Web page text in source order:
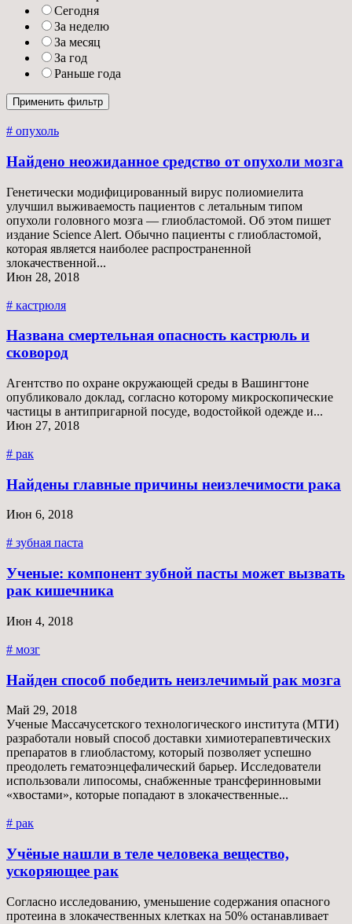
Сегодня
За неделю
За месяц
За год
Раньше года
# опухоль
Найдено неожиданное средство от опухоли мозга
Генетически модифицированный вирус полиомиелита
улучшил выживаемость пациентов с летальным типом
опухоли головного мозга — глиобластомой. Об этом пишет
издание Science Alert. Обычно пациенты с глиобластомой,
которая является наиболее распространенной
злокачественной...
Июн 28, 2018
# кастрюля
Названа смертельная опасность кастрюль и
сковород
Агентство по охране окружающей среды в Вашингтоне
опубликовало доклад, согласно которому микроскопические
частицы в антипригарной посуде, водостойкой одежде и...
Июн 27, 2018
# рак
Найдены главные причины неизлечимости рака
Июн 6, 2018
# зубная паста
Ученые: компонент зубной пасты может вызвать
рак кишечника‍
Июн 4, 2018
# мозг
Найден способ победить неизлечимый рак мозга
Май 29, 2018
Ученые Массачусетского технологического института (МТИ)
разработали новый способ доставки химиотерапевтических
препаратов в глиобластому, который позволяет успешно
преодолеть гематоэнцефалический барьер. Исследователи
использовали липосомы, снабженные трансферинновыми
«хвостами», которые попадают в злокачественные...
# рак
Учёные нашли в теле человека вещество,
ускоряющее рак
Согласно исследованию, уменьшение содержания опасного
протеина в злокачественных клетках на 50% останавливает